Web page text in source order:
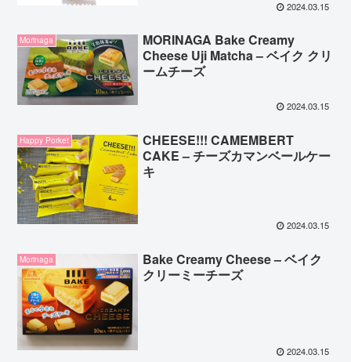
2024.03.15
Morinaga
MORINAGA Bake Creamy
Cheese Uji Matcha – ベイク クリ
ームチーズ
2024.03.15
Happy Porket
CHEESE!!! CAMEMBERT
CAKE – チーズカマンベールケー
キ
2024.03.15
Morinaga
Bake Creamy Cheese – ベイク
クリーミーチーズ
2024.03.15